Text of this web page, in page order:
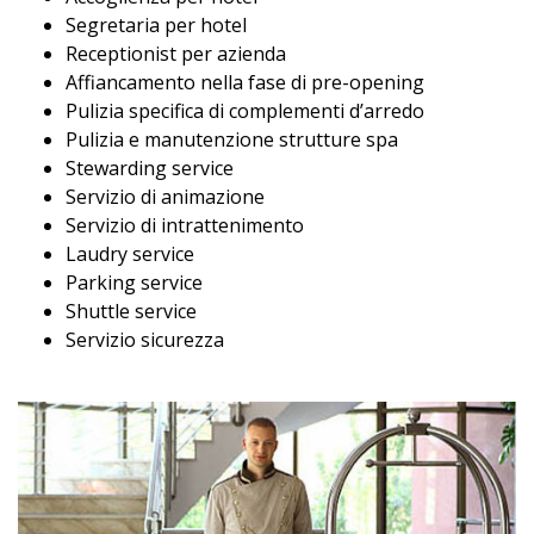
Segretaria per hotel
Receptionist per azienda
Affiancamento nella fase di pre-opening
Pulizia specifica di complementi d’arredo
Pulizia e manutenzione strutture spa
Stewarding service
Servizio di animazione
Servizio di intrattenimento
Laudry service
Parking service
Shuttle service
Servizio sicurezza